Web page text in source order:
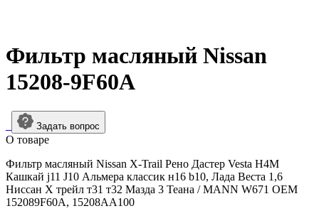
Фильтр масляный Nissan
15208-9F60A
Задать вопрос
О товарe
Фильтр масляный Nissan X-Trail Рено Дастер Vesta H4M
Кашкай j11 J10 Альмера классик н16 b10, Лада Веста 1,6
Ниссан Х трейл т31 т32 Мазда 3 Теана / MANN W671 OEM
152089F60A, 15208AA100